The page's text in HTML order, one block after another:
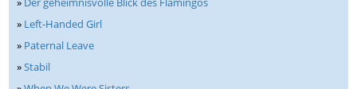
» Left-Handed Girl
» Paternal Leave
»Stabil